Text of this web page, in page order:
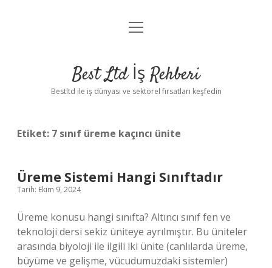
Anasayfa
Yasal Uyarı
menüyü
Best Ltd İş Rehberi
Bestltd ile iş dünyası ve sektörel fırsatları keşfedin
Etiket: 7 sınıf üreme kaçıncı ünite
Üreme Sistemi Hangi Sınıftadır
Tarih: Ekim 9, 2024
Üreme konusu hangi sınıfta? Altıncı sınıf fen ve
teknoloji dersi sekiz üniteye ayrılmıştır. Bu üniteler
arasında biyoloji ile ilgili iki ünite (canlılarda üreme,
büyüme ve gelişme, vücudumuzdaki sistemler)